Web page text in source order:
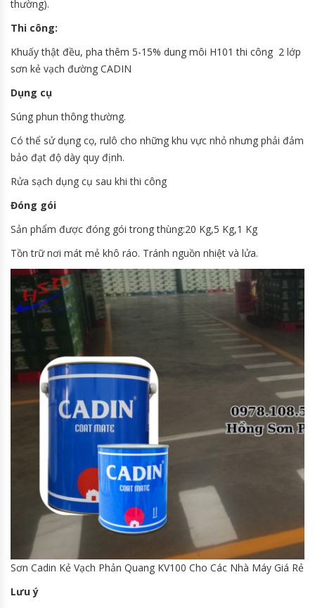
thường).
Thi công:
Khuấy thật đều, pha thêm 5-15% dung môi H101 thi công 2 lớp
sơn kẻ vạch đường CADIN
Dụng cụ
Súng phun thông thường.
Có thể sử dụng cọ, rulô cho những khu vực nhỏ nhưng phải đảm
bảo đạt độ dày quy định.
Rửa sạch dụng cụ sau khi thi công
Đóng gói
Sản phẩm được đóng gói trong thùng:20 Kg,5 Kg,1 Kg
Tồn trữ nơi mát mẻ khô ráo. Tránh nguồn nhiệt và lửa.
Sơn Cadin Kẻ Vạch Phản Quang KV100 Cho Các Nhà Máy Giá Rẻ
Lưu ý